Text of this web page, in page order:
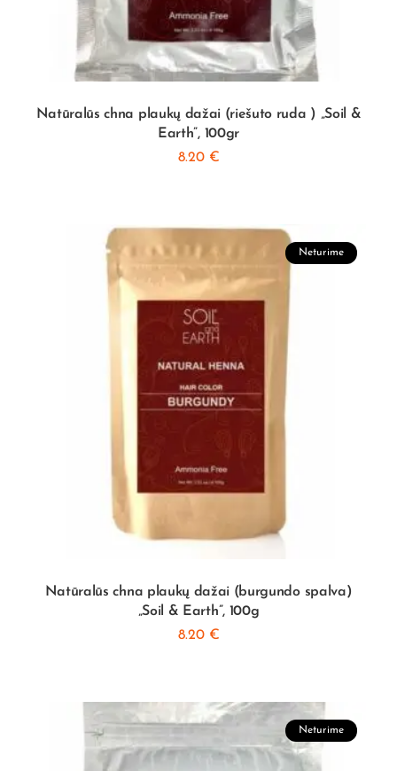
Natūralūs chna plaukų dažai (riešuto ruda ) „Soil &
Earth”, 100gr
8.20 €
Neturime
Natūralūs chna plaukų dažai (burgundo spalva)
„Soil & Earth”, 100g
8.20 €
Neturime